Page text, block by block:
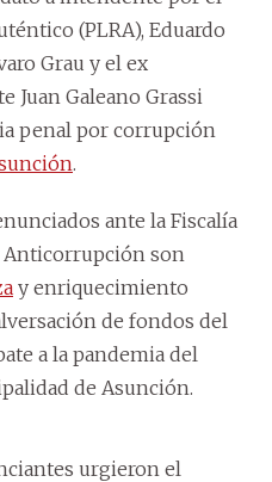
(PLRA), Eduardo
Grau y el ex
Juan Galeano Grassi
penal por corrupción
.
ante la Fiscalía
Anticorrupción son
y enriquecimiento
de fondos del
a la pandemia del
de Asunción.
urgieron el